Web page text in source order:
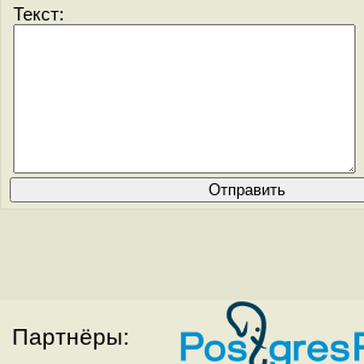
Текст:
Партнёры: